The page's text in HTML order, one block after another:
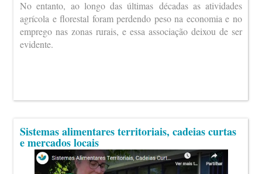
No entanto, ao longo das últimas décadas as atividades
agrícola e florestal foram perdendo peso na economia e no
emprego nas zonas rurais, e essa associação deixou de ser
evidente.
Sistemas alimentares territoriais, cadeias curtas
e mercados locais